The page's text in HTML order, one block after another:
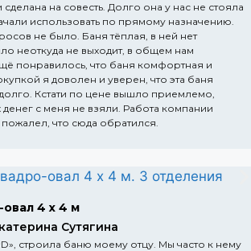
на совесть. Долго она у нас не стояла
использовать по прямому назначению.
не было. Баня тёплая, в ней нет
неоткуда не выходит, в общем нам
понравилось, что баня комфортная и
я доволен и уверен, что эта баня
Кстати по цене вышло приемлемо,
с меня не взяли. Работа компании
что сюда обратился.
4 х 4 м
Сутягина
строила баню моему отцу. Мы часто к нему